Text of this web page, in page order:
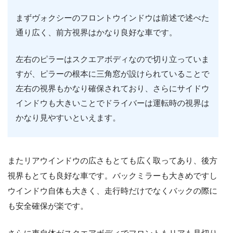
まずヴォクシーのフロントウインドウは前述で述べた
通り広く、前方視界はかなり良好な車です。
左右のピラーはスクエアボディなので切り立っていま
すが、ピラーの根本に三角窓が設けられていることで
左右の視界もかなり確保されており、さらにサイドウ
インドウも大きいことでドライバーは運転時の視界は
かなり見やすいといえます。
またリアウインドウの広さもとても広く取ってあり、後方
視界もとても良好な車です。バックミラーも大きめですし
ウインドウ自体も大きく、走行時だけでなくバックの際に
も安全確保が楽です。